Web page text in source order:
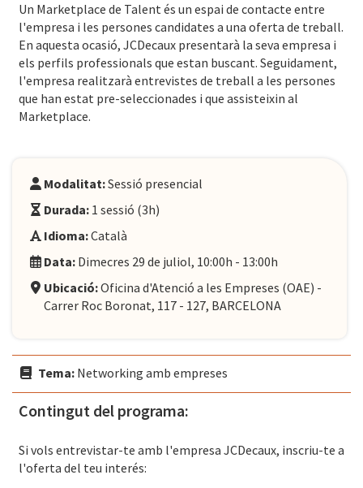
Un Marketplace de Talent és un espai de contacte entre
l'empresa i les persones candidates a una oferta de treball.
En aquesta ocasió, JCDecaux presentarà la seva empresa i
els perfils professionals que estan buscant. Seguidament,
l'empresa realitzarà entrevistes de treball a les persones
que han estat pre-seleccionades i que assisteixin al
Marketplace.
Modalitat:Sessió presencial
Durada: 1 sessió (3h)
Idioma:Català
Data: Dimecres 29 de juliol, 10:00h - 13:00h
Ubicació:Oficina d'Atenció a les Empreses (OAE) -
Carrer Roc Boronat, 117 - 127, BARCELONA
Tema: Networking amb empreses
Contingut del programa:
Si vols entrevistar-te amb l'empresa JCDecaux, inscriu-te a
l'oferta del teu interés: